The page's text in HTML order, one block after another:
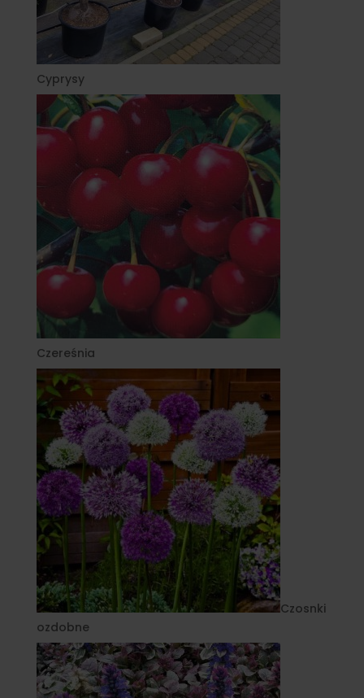
Cyprysy
Czereśnia
Czosnki
ozdobne